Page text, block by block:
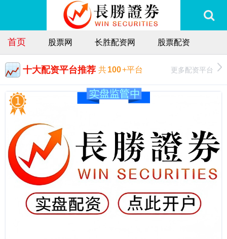
首页 股票网 长胜配资网 股票配资
十大配资平台推荐 共100+平台 更多配资平台